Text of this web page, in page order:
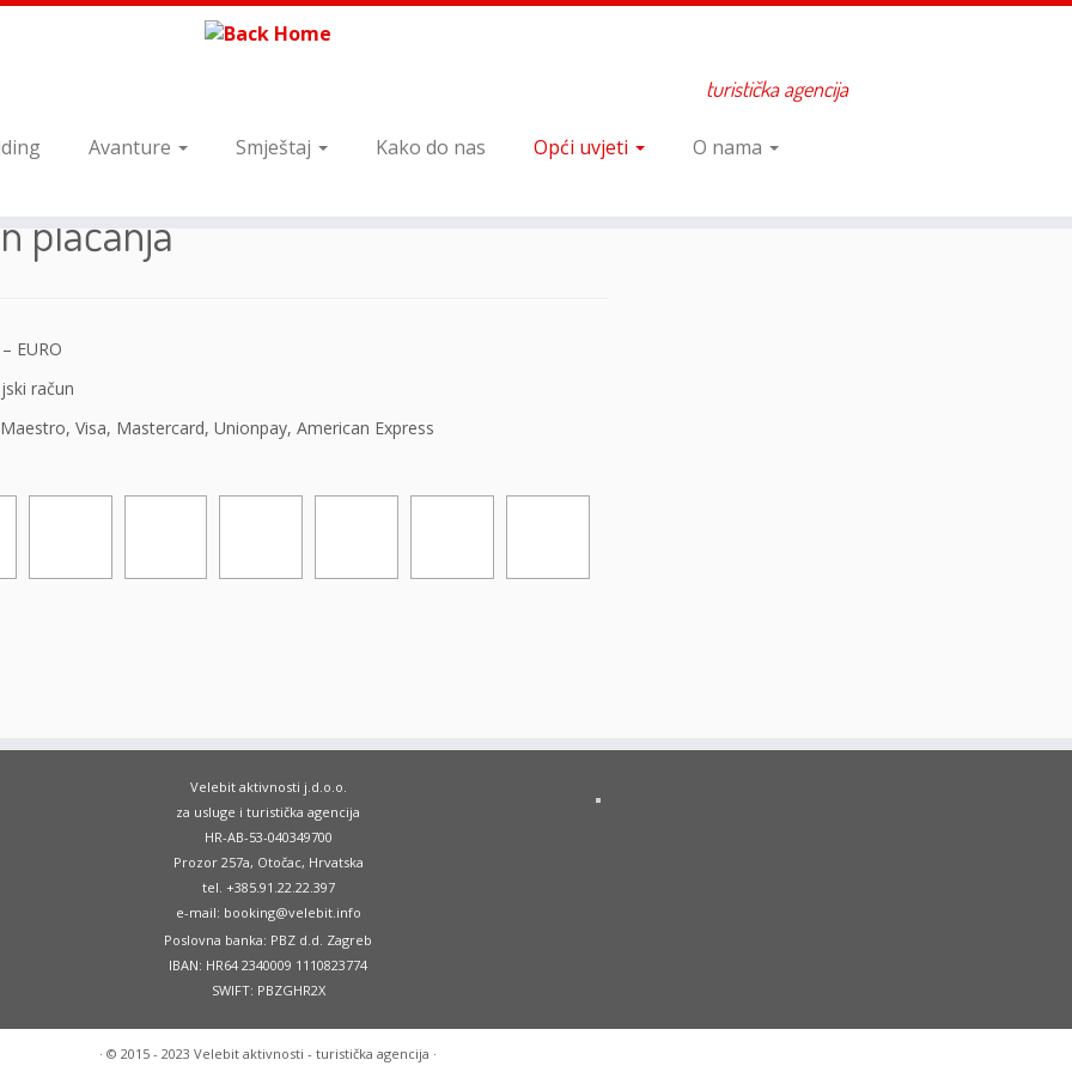
turistička agencija
Avanture Smještaj Kako do nas Opći uvjeti
O nama
plaćanja
EURO
račun
Visa, Mastercard, Unionpay, American Express
Velebit aktivnosti j.d.o.o.
za usluge i turistička agencija
HR-AB-53-040349700
Prozor 257a, Otočac, Hrvatska
tel. +385.91.22.22.397
e-mail: booking@velebit.info
Poslovna banka: PBZ d.d. Zagreb
IBAN: HR64 2340009 1110823774
SWIFT: PBZGHR2X
· © 2015 - 2023 Velebit aktivnosti - turistička agencija ·